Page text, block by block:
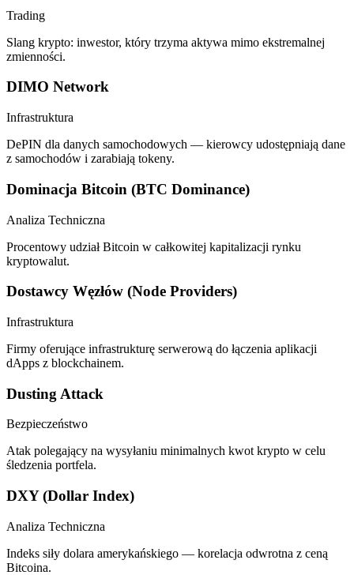
Trading
Slang krypto: inwestor, który trzyma aktywa mimo ekstremalnej
zmienności.
DIMO Network
Infrastruktura
DePIN dla danych samochodowych — kierowcy udostępniają dane
z samochodów i zarabiają tokeny.
Dominacja Bitcoin (BTC Dominance)
Analiza Techniczna
Procentowy udział Bitcoin w całkowitej kapitalizacji rynku
kryptowalut.
Dostawcy Węzłów (Node Providers)
Infrastruktura
Firmy oferujące infrastrukturę serwerową do łączenia aplikacji
dApps z blockchainem.
Dusting Attack
Bezpieczeństwo
Atak polegający na wysyłaniu minimalnych kwot krypto w celu
śledzenia portfela.
DXY (Dollar Index)
Analiza Techniczna
Indeks siły dolara amerykańskiego — korelacja odwrotna z ceną
Bitcoina.